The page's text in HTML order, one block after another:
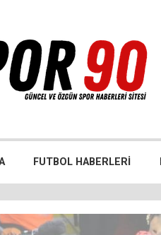
FUTBOL HABERLERI